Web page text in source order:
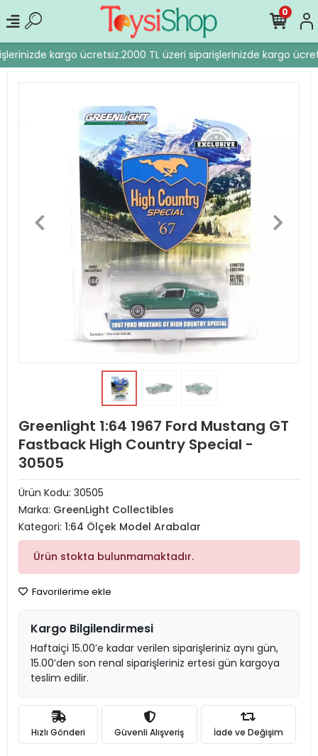
kargo ücretsiz.2000 TL üzeri siparişlerinizde kargo
0
Greenlight 1:64 1967 Ford Mustang GT
Fastback High Country Special -
30505
Ürün Kodu: 30505
Marka: GreenLight Collectibles
Kategori: 1:64 Ölçek Model Arabalar
Ürün stokta bulunmamaktadır.
Favorilerime ekle
Kargo Bilgilendirmesi
Haftaiçi 15.00’e kadar verilen siparişleriniz aynı gün,
15.00’den son renal siparişleriniz ertesi gün kargoya
teslim edilir.
Hızlı Gönderi Güvenli Alışveriş İade ve Değişim